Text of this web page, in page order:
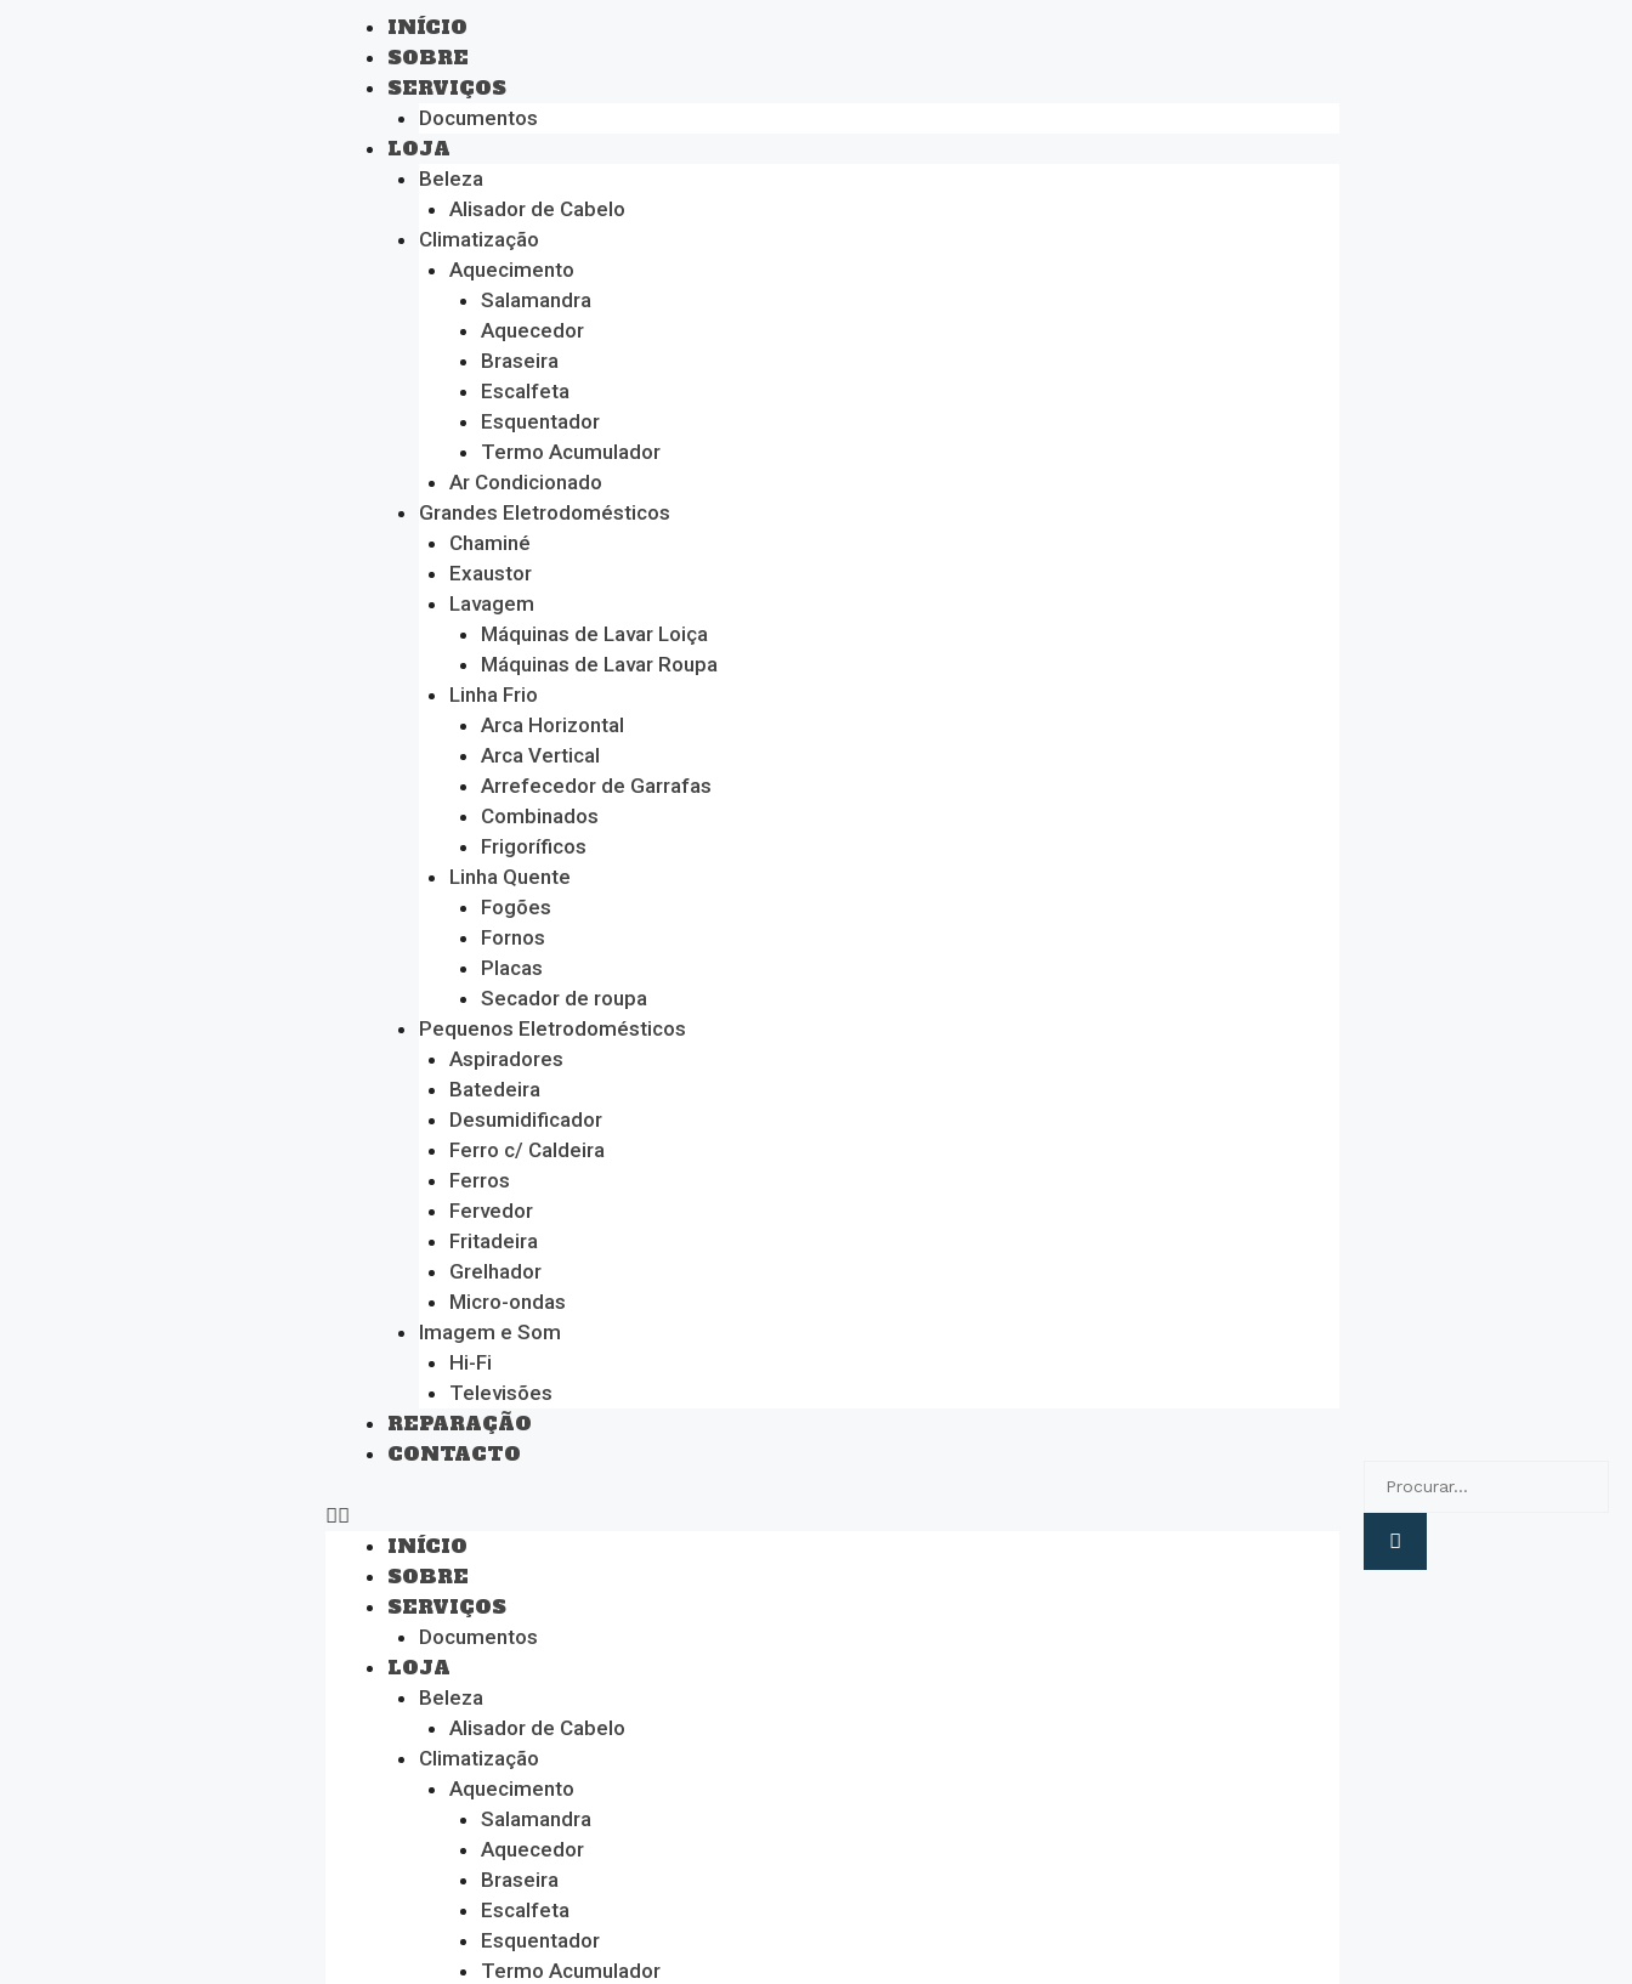
INÍCIO
SOBRE
SERVIÇOS
Documentos
LOJA
Beleza
Alisador de Cabelo
Climatização
Aquecimento
Salamandra
Aquecedor
Braseira
Escalfeta
Esquentador
Termo Acumulador
Ar Condicionado
Grandes Eletrodomésticos
Chaminé
Exaustor
Lavagem
Máquinas de Lavar Loiça
Máquinas de Lavar Roupa
Linha Frio
Arca Horizontal
Arca Vertical
Arrefecedor de Garrafas
Combinados
Frigoríficos
Linha Quente
Fogões
Fornos
Placas
Secador de roupa
Pequenos Eletrodomésticos
Aspiradores
Batedeira
Desumidificador
Ferro c/ Caldeira
Ferros
Fervedor
Fritadeira
Grelhador
Micro-ondas
Imagem e Som
Hi-Fi
Televisões
REPARAÇÃO
CONTACTO
INÍCIO
SOBRE
SERVIÇOS
Documentos
LOJA
Beleza
Alisador de Cabelo
Climatização
Aquecimento
Salamandra
Aquecedor
Braseira
Escalfeta
Esquentador
Termo Acumulador